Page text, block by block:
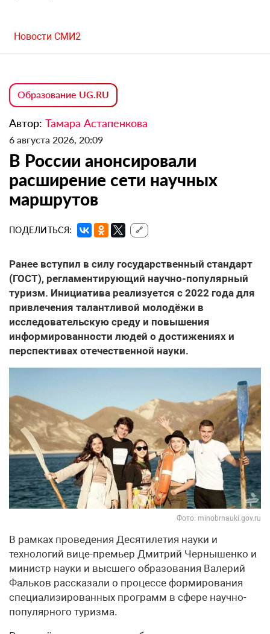
Новости СМИ2
Образование UG.RU
Автор: Тамара Астапенкова
6 августа 2026, 20:09
В России анонсировали
расширение сети научных
маршрутов
ПОДЕЛИТЬСЯ: 🔗
Ранее вступил в силу государственный стандарт
(ГОСТ), регламентирующий научно-популярный
туризм. Инициатива реализуется с 2022 года для
привлечения талантливой молодёжи в
исследовательскую среду и повышения
информированности людей о достижениях и
перспективах отечественной науки.
Фото: minobrnauki.gov.ru
В рамках проведения Десятилетия науки и
технологий вице-премьер Дмитрий Чернышенко и
министр науки и высшего образования Валерий
Фальков рассказали о процессе формирования
специализированных программ в сфере научно-
популярного туризма.